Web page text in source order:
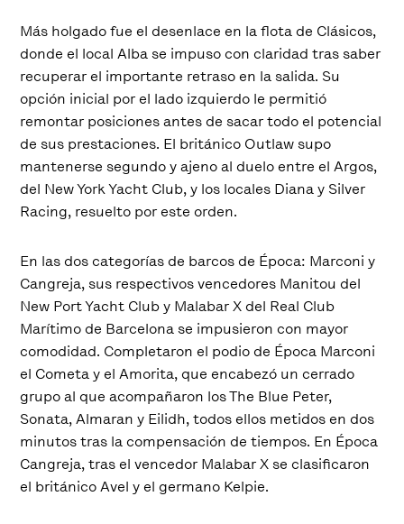
Más holgado fue el desenlace en la flota de Clásicos,
donde el local Alba se impuso con claridad tras saber
recuperar el importante retraso en la salida. Su
opción inicial por el lado izquierdo le permitió
remontar posiciones antes de sacar todo el potencial
de sus prestaciones. El británico Outlaw supo
mantenerse segundo y ajeno al duelo entre el Argos,
del New York Yacht Club, y los locales Diana y Silver
Racing, resuelto por este orden.
En las dos categorías de barcos de Época: Marconi y
Cangreja, sus respectivos vencedores Manitou del
New Port Yacht Club y Malabar X del Real Club
Marítimo de Barcelona se impusieron con mayor
comodidad. Completaron el podio de Época Marconi
el Cometa y el Amorita, que encabezó un cerrado
grupo al que acompañaron los The Blue Peter,
Sonata, Almaran y Eilidh, todos ellos metidos en dos
minutos tras la compensación de tiempos. En Época
Cangreja, tras el vencedor Malabar X se clasificaron
el británico Avel y el germano Kelpie.